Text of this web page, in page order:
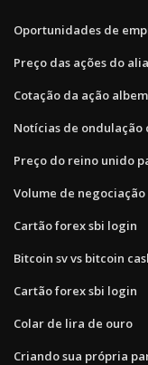
Oportunidades de
Preço das ações do
Cotação da ação
Notícias de
Preço do reino unido
Volume de
Cartão forex sbi login
Bitcoin sv vs bitcoin
Cartão forex sbi login
Colar de lira de ouro
Criando sua própria